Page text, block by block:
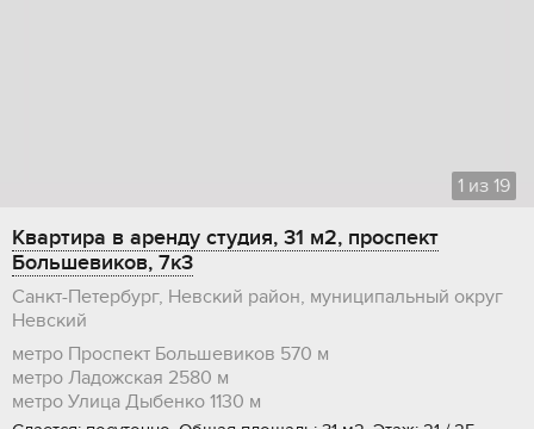
1 из 19
Квартира в аренду студия, 31 м2, проспект
Большевиков, 7к3
Санкт-Петербург, Невский район, муниципальный округ
Невский
метро Проспект Большевиков 570 м
метро Ладожская 2580 м
метро Улица Дыбенко 1130 м